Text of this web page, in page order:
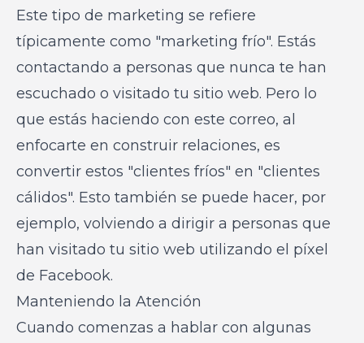
Este tipo de marketing se refiere
típicamente como "marketing frío". Estás
contactando a personas que nunca te han
escuchado o visitado tu sitio web. Pero lo
que estás haciendo con este correo, al
enfocarte en construir relaciones, es
convertir estos "clientes fríos" en "clientes
cálidos". Esto también se puede hacer, por
ejemplo, volviendo a dirigir a personas que
han visitado tu sitio web utilizando el píxel
de Facebook.
Manteniendo la Atención
Cuando comenzas a hablar con algunas